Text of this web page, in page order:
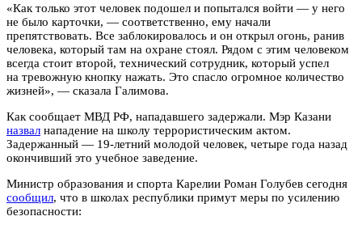
«Как только этот человек подошел и попытался войти — у него
не было карточки, — соответственно, ему начали
препятствовать. Все заблокировалось и он открыл огонь, ранив
человека, который там на охране стоял. Рядом с этим человеком
всегда стоит второй, технический сотрудник, который успел
на тревожную кнопку нажать. Это спасло огромное количество
жизней», — сказала Галимова.
Как сообщает МВД РФ, нападавшего задержали. Мэр Казани
назвал нападение на школу террористическим актом.
Задержанный — 19-летний молодой человек, четыре года назад
окончивший это учебное заведение.
Министр образования и спорта Карелии Роман Голубев сегодня
сообщил, что в школах республики примут меры по усилению
безопасности: